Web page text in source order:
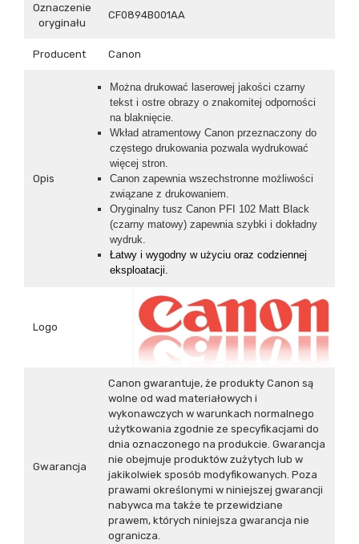
Oznaczenie
oryginału
CF0894B001AA
Producent Canon
Opis
Można drukować laserowej jakości czarny
tekst i ostre obrazy o znakomitej odporności
na blaknięcie.
Wkład atramentowy Canon przeznaczony do
częstego drukowania pozwala wydrukować
więcej stron .
Canon zapewnia wszechstronne możliwości
związane z drukowaniem .
Oryginalny tusz Canon PFI 102 Matt Black
(czarny matowy) zapewnia szybki i dokładny
wydruk.
Łatwy i wygodny w użyciu oraz codziennej
eksploatacji.
Logo
Gwarancja
Canon gwarantuje, że produkty Canon są
wolne od wad materiałowych i
wykonawczych w warunkach normalnego
użytkowania zgodnie ze specyfikacjami do
dnia oznaczonego na produkcie. Gwarancja
nie obejmuje produktów zużytych lub w
jakikolwiek sposób modyfikowanych. Poza
prawami określonymi w niniejszej gwarancji
nabywca ma także te przewidziane
prawem, których niniejsza gwarancja nie
ogranicza.